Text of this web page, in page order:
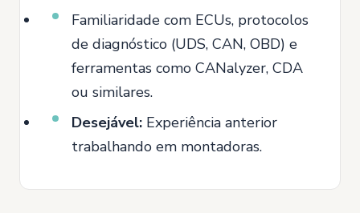
Familiaridade com ECUs, protocolos
de diagnóstico (UDS, CAN, OBD) e
ferramentas como CANalyzer, CDA
ou similares.
Desejável: Experiência anterior
trabalhando em montadoras.